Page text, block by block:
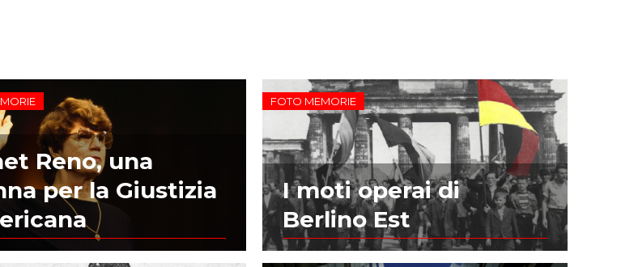
Reno, una
per la Giustizia
FOTO MEMORIE
I moti operai di
Berlino Est